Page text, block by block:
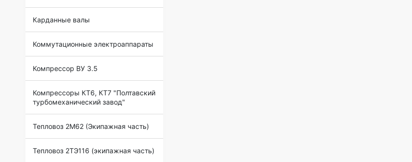
Карданные валы
Коммутационные электроаппараты
Компрессор ВУ 3.5
Компрессоры КТ6, КТ7 "Полтавский
турбомеханический завод"
Тепловоз 2М62 (Экипажная часть)
Тепловоз 2ТЭ116 (экипажная часть)